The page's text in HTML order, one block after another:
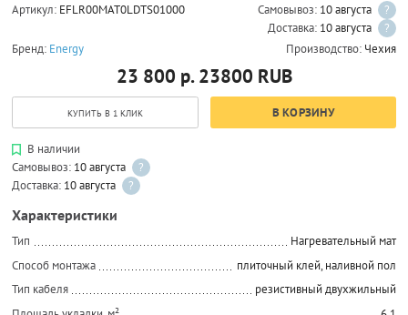
Артикул: EFLR00MAT0LDTS01000
Самовывоз: 10 августа
?
Доставка: 10 августа
?
Бренд: Energy Производство: Чехия
23 800 р. 23800 RUB
КУПИТЬ В 1 КЛИК В КОРЗИНУ
В наличии
Самовывоз: 10 августа
?
Доставка: 10 августа ?
Характеристики
Тип
Нагревательный мат
Способ монтажа
плиточный клей, наливной пол
Тип кабеля
резистивный двухжильный